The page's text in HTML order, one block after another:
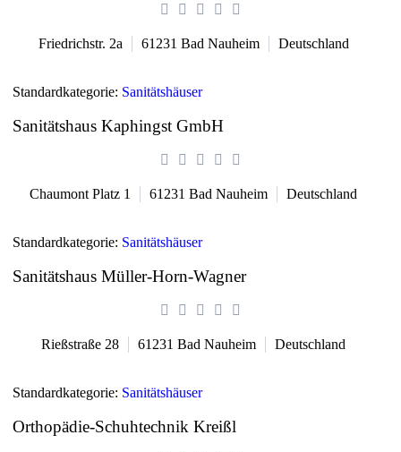
Friedrichstr. 2a 61231 Bad Nauheim Deutschland
Standardkategorie: Sanitätshäuser
Sanitätshaus Kaphingst GmbH
Chaumont Platz 1 61231 Bad Nauheim Deutschland
Standardkategorie: Sanitätshäuser
Sanitätshaus Müller-Horn-Wagner
Rießstraße 28 61231 Bad Nauheim Deutschland
Standardkategorie: Sanitätshäuser
Orthopädie-Schuhtechnik Kreißl